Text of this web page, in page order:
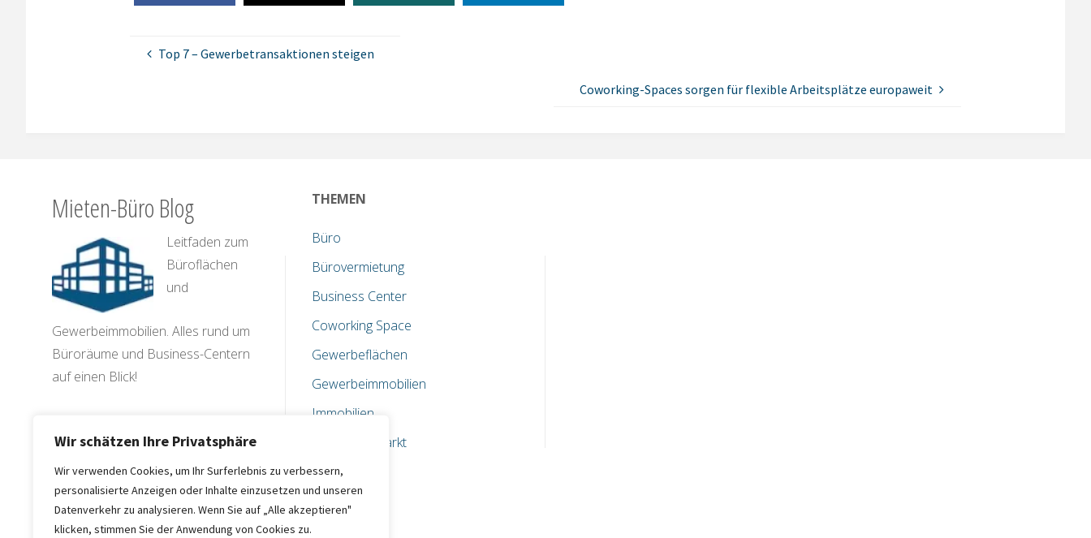
Wir schätzen Ihre Privatsphäre
Wir verwenden Cookies, um Ihr Surferlebnis zu verbessern,
personalisierte Anzeigen oder Inhalte einzusetzen und unseren
Datenverkehr zu analysieren. Wenn Sie auf „Alle akzeptieren"
klicken, stimmen Sie der Anwendung von Cookies zu.
Top 7 – Gewerbetransaktionen steigen
Coworking-Spaces sorgen für flexible Arbeitsplätze europaweit
Mieten-Büro Blog
Leitfaden zum
Büroflächen
und
Gewerbeimmobilien. Alles rund um
Büroräume und Business-Centern
auf einen Blick!
THEMEN
Büro
Bürovermietung
Business Center
Coworking Space
Gewerbeflächen
Gewerbeimmobilien
Immobilien
Immobilienmarkt
Investitionen